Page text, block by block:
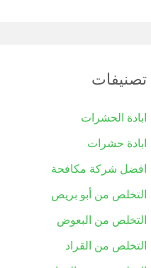
تصنيفات
ابادة الحشرات
ابادة حشرات
افضل شركة مكافحة
التخلص من أبو بريص
التخلص من البعوض
التخلص من القراد